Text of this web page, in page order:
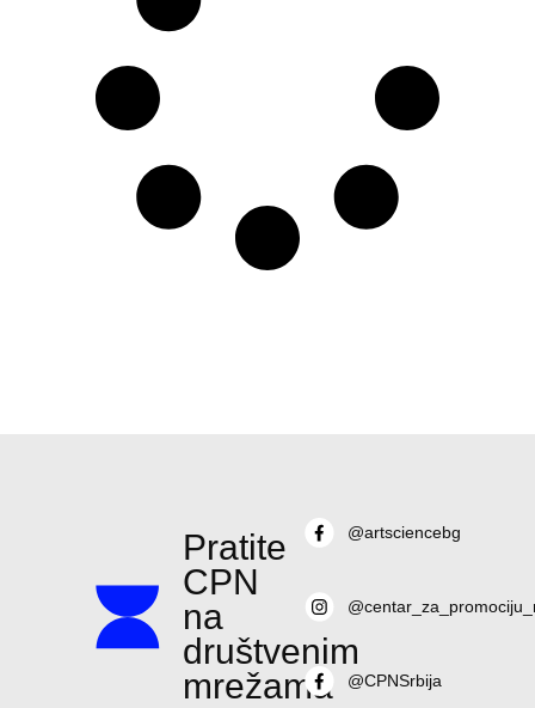
Pratite
CPN
na
društvenim
mrežama
@artsciencebg
@CPNSrbija